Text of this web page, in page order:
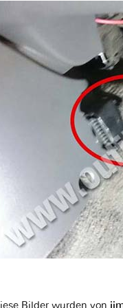
Bilder wurden von